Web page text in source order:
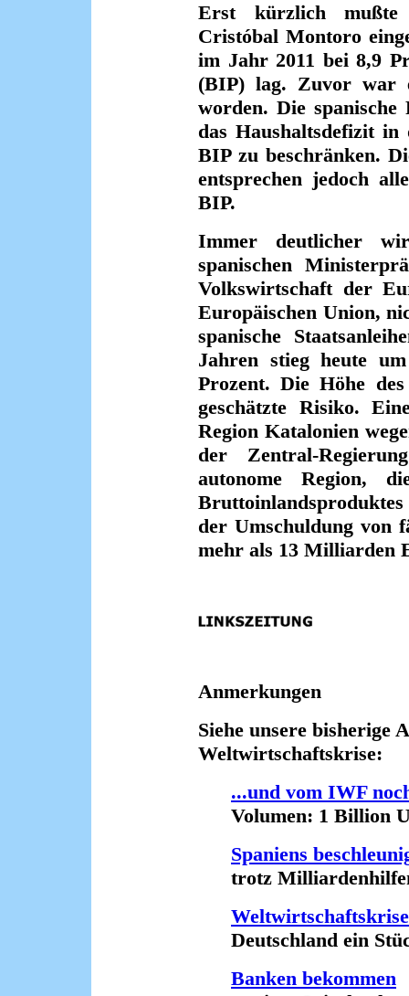
Erst kürzlich mußte
Cristóbal Montoro
im Jahr 2011 bei 8,9
(BIP) lag. Zuvor war
worden. Die
das Haushaltsdefizit
BIP zu beschränken.
entsprechen jedoch
BIP.
Immer deutlicher
spanischen
Volkswirtschaft der
Europäischen Union,
spanische
Jahren stieg heute
Prozent. Die Höhe
geschätzte Risiko.
Region Katalonien
der Zentral-
autonome Region,
der Umschuldung von
mehr als 13 Milliarden
Anmerkungen
Siehe unsere bisherige
Weltwirtschaftskrise:
...und vom IWF
Volumen: 1 Billion
Spaniens
trotz Milliardenhilfen
Weltwirtschaftskrise
Deutschland ein
Banken bekommen